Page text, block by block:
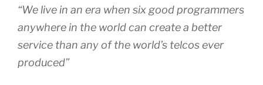
“We live in an era when six good programmers
anywhere in the world can create a better
service than any of the world’s telcos ever
produced”